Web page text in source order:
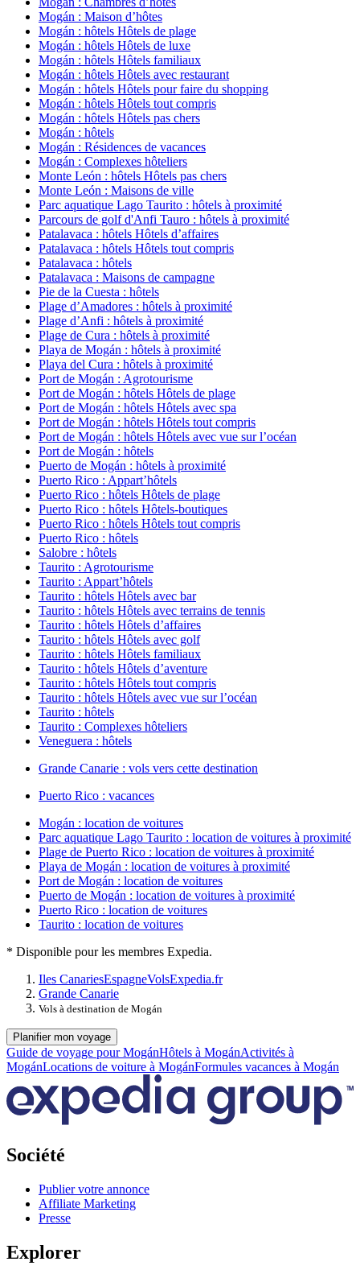
Mogán : Maison d’hôtes
Mogán : hôtels Hôtels de plage
Mogán : hôtels Hôtels de luxe
Mogán : hôtels Hôtels familiaux
Mogán : hôtels Hôtels avec restaurant
Mogán : hôtels Hôtels pour faire du shopping
Mogán : hôtels Hôtels tout compris
Mogán : hôtels Hôtels pas chers
Mogán : hôtels
Mogán : Résidences de vacances
Mogán : Complexes hôteliers
Monte León : hôtels Hôtels pas chers
Monte León : Maisons de ville
Parc aquatique Lago Taurito : hôtels à proximité
Parcours de golf d'Anfi Tauro : hôtels à proximité
Patalavaca : hôtels Hôtels d’affaires
Patalavaca : hôtels Hôtels tout compris
Patalavaca : hôtels
Patalavaca : Maisons de campagne
Pie de la Cuesta : hôtels
Plage d’Amadores : hôtels à proximité
Plage d’Anfi : hôtels à proximité
Plage de Cura : hôtels à proximité
Playa de Mogán : hôtels à proximité
Playa del Cura : hôtels à proximité
Port de Mogán : Agrotourisme
Port de Mogán : hôtels Hôtels de plage
Port de Mogán : hôtels Hôtels avec spa
Port de Mogán : hôtels Hôtels tout compris
Port de Mogán : hôtels Hôtels avec vue sur l’océan
Port de Mogán : hôtels
Puerto de Mogán : hôtels à proximité
Puerto Rico : Appart’hôtels
Puerto Rico : hôtels Hôtels de plage
Puerto Rico : hôtels Hôtels-boutiques
Puerto Rico : hôtels Hôtels tout compris
Puerto Rico : hôtels
Salobre : hôtels
Taurito : Agrotourisme
Taurito : Appart’hôtels
Taurito : hôtels Hôtels avec bar
Taurito : hôtels Hôtels avec terrains de tennis
Taurito : hôtels Hôtels d’affaires
Taurito : hôtels Hôtels avec golf
Taurito : hôtels Hôtels familiaux
Taurito : hôtels Hôtels d’aventure
Taurito : hôtels Hôtels tout compris
Taurito : hôtels Hôtels avec vue sur l’océan
Taurito : hôtels
Taurito : Complexes hôteliers
Veneguera : hôtels
Grande Canarie : vols vers cette destination
Puerto Rico : vacances
Mogán : location de voitures
Parc aquatique Lago Taurito : location de voitures à proximité
Plage de Puerto Rico : location de voitures à proximité
Playa de Mogán : location de voitures à proximité
Port de Mogán : location de voitures
Puerto de Mogán : location de voitures à proximité
Puerto Rico : location de voitures
Taurito : location de voitures
* Disponible pour les membres Expedia.
Iles CanariesEspagneVolsExpedia.fr
Grande Canarie
Vols à destination de Mogán
Planifier mon voyage
Guide de voyage pour MogánHôtels à MogánActivités à
MogánLocations de voiture à MogánFormules vacances à Mogán
Société
Publier votre annonce
Affiliate Marketing
Presse
Explorer